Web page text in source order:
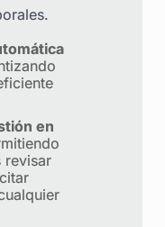
en
revisar